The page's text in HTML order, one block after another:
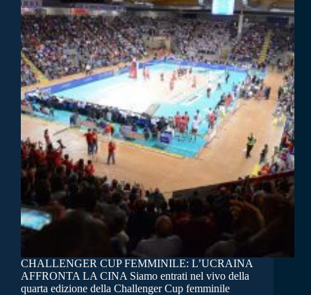
CHALLENGER CUP FEMMINILE: L’UCRAINA
AFFRONTA LA CINA Siamo entrati nel vivo della
quarta edizione della Challenger Cup femminile